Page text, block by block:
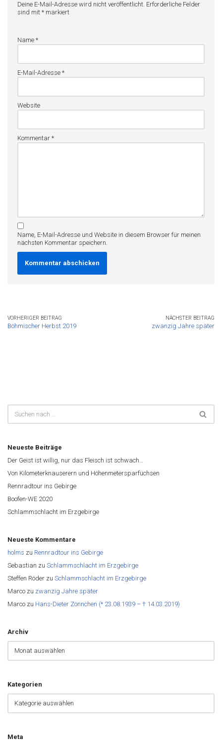
Deine E-Mail-Adresse wird nicht veröffentlicht. Erforderliche Felder
sind mit * markiert
Name *
E-Mail-Adresse *
Website
Kommentar *
Name, E-Mail-Adresse und Website in diesem Browser für meinen
nächsten Kommentar speichern.
VORHERIGER BEITRAG
Böhmischer Herbst 2019
NÄCHSTER BEITRAG
zwanzig Jahre später
Neueste Beiträge
Der Geist ist willig, nur das Fleisch ist schwach…
Von Kilometerknauserern und Höhenmetersparfüchsen
Rennradtour ins Gebirge
Boofen-WE 2020
Schlammschlacht im Erzgebirge
Neueste Kommentare
holms zu Rennradtour ins Gebirge
Sebastian zu Schlammschlacht im Erzgebirge
Steffen Röder zu Schlammschlacht im Erzgebirge
Marco zu zwanzig Jahre später
Marco zu Hans-Dieter Zönnchen (* 23.08.1939 – † 14.03.2019)
Archiv
Kategorien
Meta